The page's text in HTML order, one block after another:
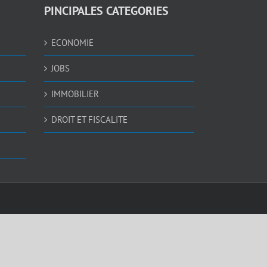
PINCIPALES CATEGORIES
ECONOMIE
JOBS
IMMOBILIER
DROIT ET FISCALITE